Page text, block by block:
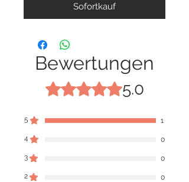
Sofortkauf
Bewertungen
Mit 5 von 5 Sternen bewertet.
5.0
5 1
4 0
3 0
2 0